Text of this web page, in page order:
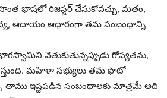
భాషలో రిజిస్టర్ చేసుకోవచ్చు, మతం,
ఆదాయం ఆధారంగా తమ సంబంధాన్ని
వెతుకుతున్నప్పుడు గోప్యతను,
మహిళా సభ్యులు తమ ఫొటో
తాము ఇష్టపడిన సంబంధాలకు మాత్రమే అది